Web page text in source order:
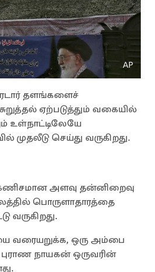
தளங்களைச்
ஏற்படுத்தும் வகையில்
உள்நாட்டிலேயே
முதலீடு செய்து வருகிறது.
அளவு தன்னிறைவு
பொருளாதாரத்தை
வருகிறது.
வரையறுக்க, ஒரு அம்பை
புராண நாயகன் ஒருவரின்